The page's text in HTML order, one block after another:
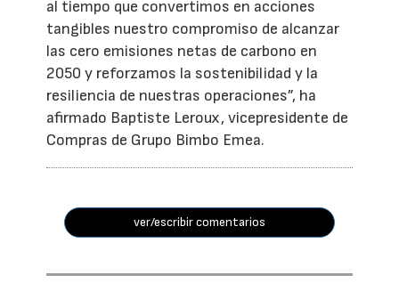
al tiempo que convertimos en acciones
tangibles nuestro compromiso de alcanzar
las cero emisiones netas de carbono en
2050 y reforzamos la sostenibilidad y la
resiliencia de nuestras operaciones”, ha
afirmado Baptiste Leroux, vicepresidente de
Compras de Grupo Bimbo Emea.
ver/escribir comentarios